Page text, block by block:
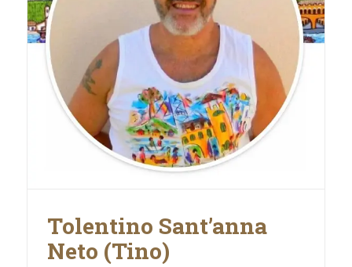
Tolentino Sant’anna
Neto (Tino)